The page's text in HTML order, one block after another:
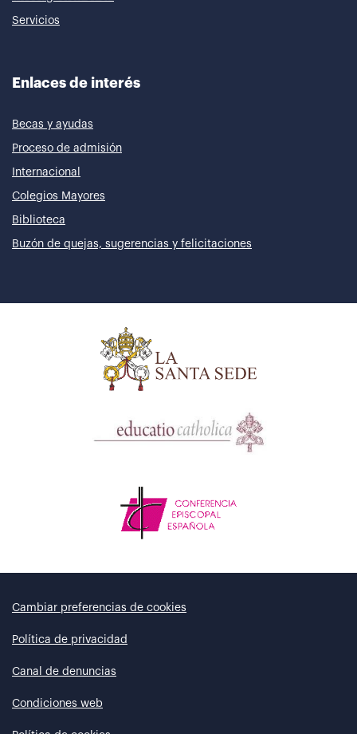
Servicios
Enlaces de interés
Becas y ayudas
Proceso de admisión
Internacional
Colegios Mayores
Biblioteca
Buzón de quejas, sugerencias y felicitaciones
Cambiar preferencias de cookies
Política de privacidad
Canal de denuncias
Condiciones web